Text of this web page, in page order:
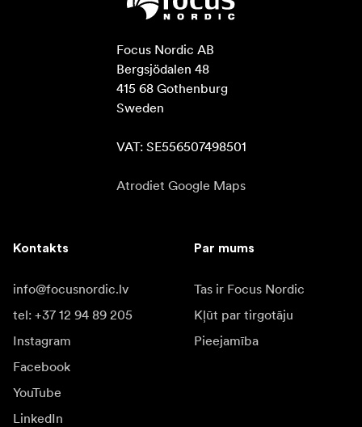
Focus Nordic AB
Bergsjödalen 48
415 68 Gothenburg
Sweden
VAT: SE556507498501
Atrodiet Google Maps
Kontakts
info@focusnordic.lv
tel: +37 12 94 89 205
Instagram
Facebook
YouTube
LinkedIn
Par mums
Tas ir Focus Nordic
Kļūt par tirgotāju
Pieejamība